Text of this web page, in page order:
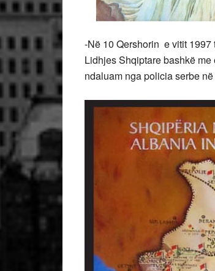
-Në 10 Qershorin e vitit 1997
Lidhjes Shqiptare bashkë
ndaluam nga policia serbe